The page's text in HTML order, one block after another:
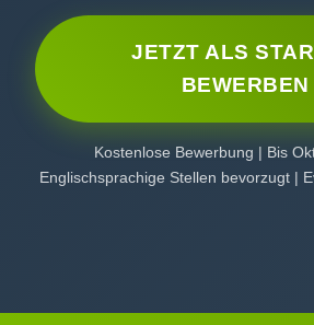
JETZT ALS
BEWERBEN
Kostenlose Bewerbung | Bis
Englischsprachige Stellen bevorzugt |